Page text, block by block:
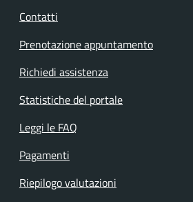
Contatti
Prenotazione appuntamento
Richiedi assistenza
Statistiche del portale
Leggi le FAQ
Pagamenti
Riepilogo valutazioni